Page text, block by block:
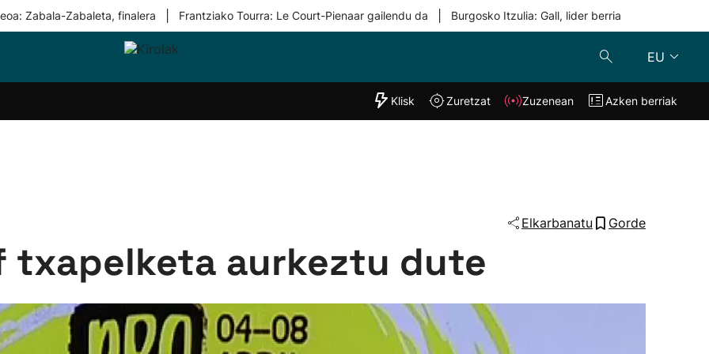
Zabala-Zabaleta, finalera Frantziako Tourra: Le Court-Pienaar gailendu da Burgosko Itzulia: Gall, lider berria
EU
Taldeak
"Helmuga"
Klisk Zuzenean
Klisk Zuretzat Zuzenean Azken berriak
Elkarbanatu Gorde
txapelketa aurkeztu dute